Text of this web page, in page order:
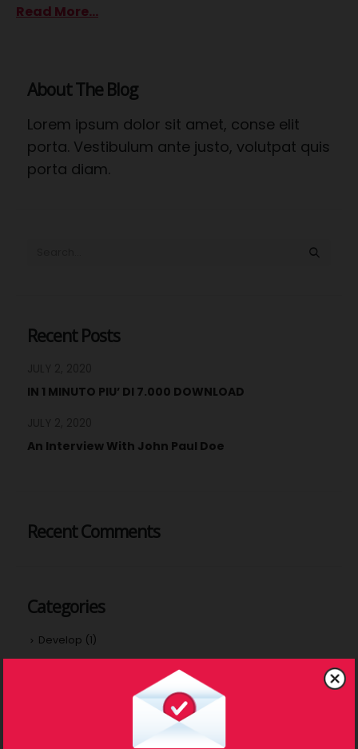
Read More...
About The Blog
Lorem ipsum dolor sit amet, conse elit
porta. Vestibulum ante justo, volutpat quis
porta diam.
Recent Posts
IN 1 MINUTO PIU’ DI 7.000 DOWNLOAD
An Interview With John Paul Doe
Recent Comments
Categories
Develop (1)